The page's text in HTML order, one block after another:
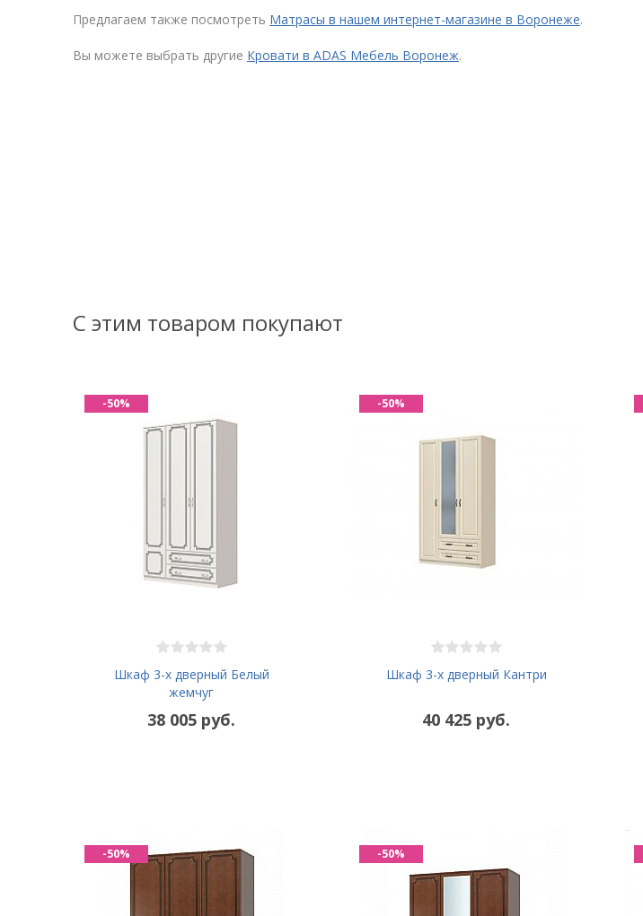
Предлагаем также посмотреть Матрасы в нашем интернет-магазине в Воронеже.
Вы можете выбрать другие Кровати в ADAS Мебель Воронеж.
С этим товаром покупают
Шкаф 3-х дверный Белый
жемчуг
38 005 руб.
-50%
Шкаф 3-х дверный Кантри
40 425 руб.
-50%
-50% -50%